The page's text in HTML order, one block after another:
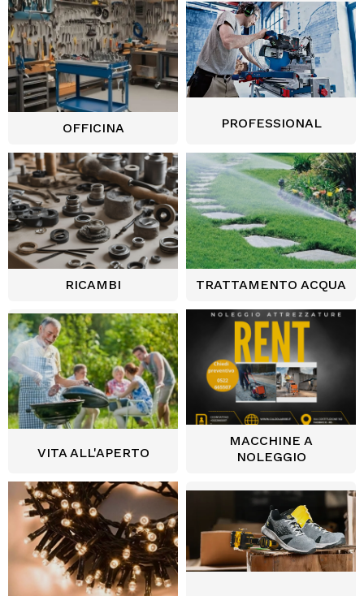
OFFICINA PROFESSIONAL
RICAMBI TRATTAMENTO ACQUA
VITA ALL'APERTO
MACCHINE A
NOLEGGIO